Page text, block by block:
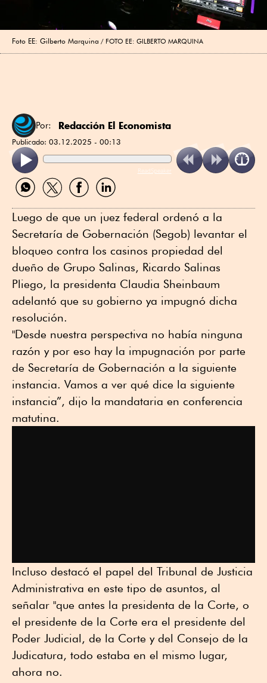
Foto EE: Gilberto Marquina FOTO EE: GILBERTO MARQUINA
Por: Redacción El Economista
Publicado: 03.12.2025 - 00:13
ReadSpeaker
Compartir
por
Compartir
por
Compartir
por
Compartir
por
Luego de que un juez federal ordenó a la
Secretaría de Gobernación (Segob) levantar el
bloqueo contra los casinos propiedad del
dueño de Grupo Salinas, Ricardo Salinas
Pliego, la presidenta Claudia Sheinbaum
adelantó que su gobierno ya impugnó dicha
resolución.
"Desde nuestra perspectiva no había ninguna
razón y por eso hay la impugnación por parte
de Secretaría de Gobernación a la siguiente
instancia. Vamos a ver qué dice la siguiente
instancia”, dijo la mandataria en conferencia
matutina.
Incluso destacó el papel del Tribunal de Justicia
Administrativa en este tipo de asuntos, al
señalar "que antes la presidenta de la Corte, o
el presidente de la Corte era el presidente del
Poder Judicial, de la Corte y del Consejo de la
Judicatura, todo estaba en el mismo lugar,
ahora no.